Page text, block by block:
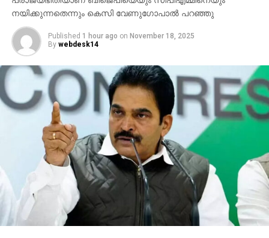
നയിക്കുന്നതെന്നും കെസി വേണുഗോപാല്‍ പറഞ്ഞു
Published 1 hour ago on November 18, 2025
By webdesk14